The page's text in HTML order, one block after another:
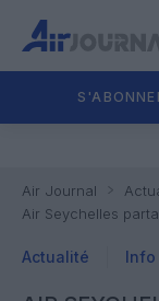
Air Journal
Air Seychelles
Actualité Info